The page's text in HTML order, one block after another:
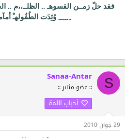
فقد حلّ زمــن القسوهـ .. الظلــ،،م ..
وُئِدَت الطُفُولهـْ
S
Sanaa-Antar
:: عضو مثابر ::
أحباب اللمة
29 جوان 2010